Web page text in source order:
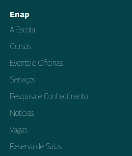
Enap
A Escola
Cursos
Evento e Oficinas
Serviços
Pesquisa e Conhecimento
Notícias
Vagas
Reserva de Salas